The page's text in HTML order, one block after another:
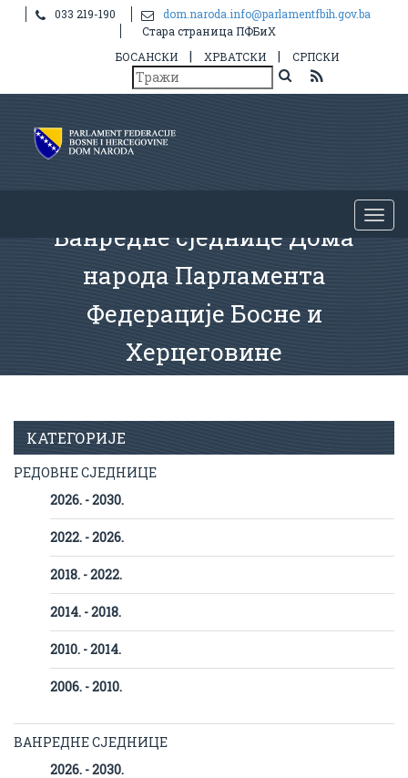
033 219-190
dom.naroda.info@parlamentfbih.gov.ba
Стара страница ПФБиХ
БОСАНСКИ
| ХРВАТСКИ | СРПСКИ
Ванредне сједнице Дома
народа Парламента
Федерације Босне и
Херцеговине
КАТЕГОРИЈЕ
РЕДОВНЕ СЈЕДНИЦЕ
2026. - 2030.
2022. - 2026.
2018. - 2022.
2014. - 2018.
2010. - 2014.
2006. - 2010.
ВАНРЕДНЕ СЈЕДНИЦЕ
2026. - 2030.